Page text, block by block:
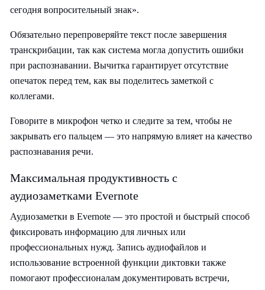
сегодня вопросительный знак».
Обязательно перепроверяйте текст после завершения
транскрибации, так как система могла допустить ошибки
при распознавании. Вычитка гарантирует отсутствие
опечаток перед тем, как вы поделитесь заметкой с
коллегами.
Говорите в микрофон четко и следите за тем, чтобы не
закрывать его пальцем — это напрямую влияет на качество
распознавания речи.
Максимальная продуктивность с
аудиозаметками Evernote
Аудиозаметки в Evernote — это простой и быстрый способ
фиксировать информацию для личных или
профессиональных нужд. Запись аудиофайлов и
использование встроенной функции диктовки также
помогают профессионалам документировать встречи,